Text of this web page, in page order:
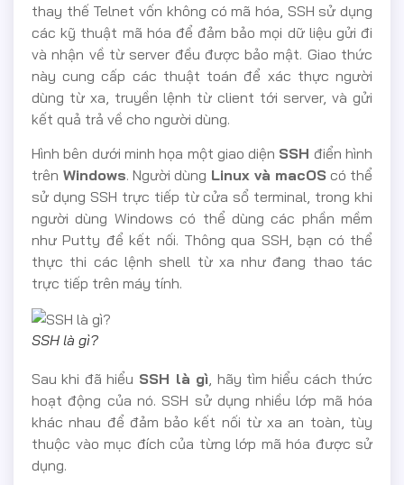
thay thế Telnet vốn không có mã hóa, SSH sử dụng
các kỹ thuật mã hóa để đảm bảo mọi dữ liệu gửi đi
và nhận về từ server đều được bảo mật. Giao thức
này cung cấp các thuật toán để xác thực người
dùng từ xa, truyền lệnh từ client tới server, và gửi
kết quả trả về cho người dùng.
Hình bên dưới minh họa một giao diện SSH điển hình
trên Windows. Người dùng Linux và macOScó thể
sử dụng SSH trực tiếp từ cửa sổ terminal, trong khi
người dùng Windows có thể dùng các phần mềm
như Putty để kết nối. Thông qua SSH, bạn có thể
thực thi các lệnh shell từ xa như đang thao tác
trực tiếp trên máy tính.
SSH là gì?
Sau khi đã hiểu SSH là gì, hãy tìm hiểu cách thức
hoạt động của nó. SSH sử dụng nhiều lớp mã hóa
khác nhau để đảm bảo kết nối từ xa an toàn, tùy
thuộc vào mục đích của từng lớp mã hóa được sử
dụng.